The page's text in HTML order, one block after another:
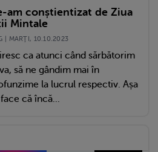
am conștientizat de Ziua
Mintale
| MARŢI, 10.10.2023
ca atunci când sărbătorim
să ne gândim mai în
la lucrul respectiv. Așa
că încă...